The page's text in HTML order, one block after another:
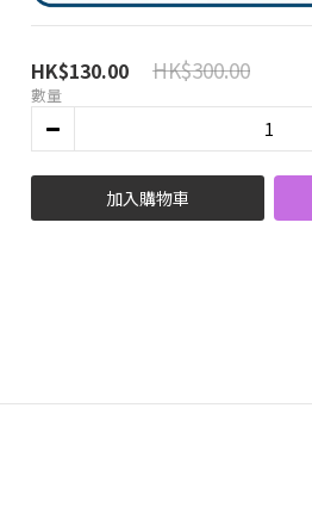
HK$130.00 HK$300.00
數量
加入購物車